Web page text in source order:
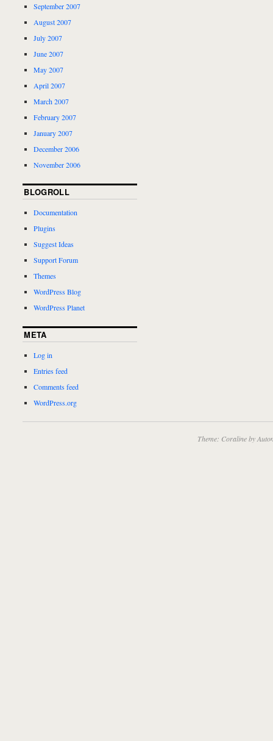
September 2007
August 2007
July 2007
June 2007
May 2007
April 2007
March 2007
February 2007
January 2007
December 2006
November 2006
BLOGROLL
Documentation
Plugins
Suggest Ideas
Support Forum
Themes
WordPress Blog
WordPress Planet
META
Log in
Entries feed
Comments feed
WordPress.org
Theme: Coraline by